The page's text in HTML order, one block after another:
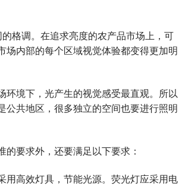
格调。在追求亮度的农产品市场上，可
场内部的每个区域视觉体验都变得更加明
境下，光产生的视觉感受最直观。所以
共地区，很多独立的空间也要进行照明
要求外，还要满足以下要求：
高效灯具，节能光源。荧光灯应采用电